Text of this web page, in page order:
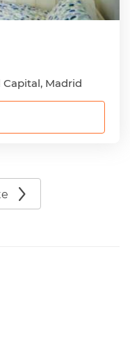
Capital, Madrid